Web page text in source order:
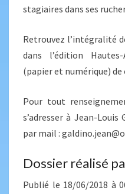
stagiaires dans ses
Retrouvez l’intégralité
dans l’édition
(papier et numérique) de
Pour tout
s’adresser à Jean-Louis
par mail :
Dossier réalisé
Publié le 18/06/2018 à